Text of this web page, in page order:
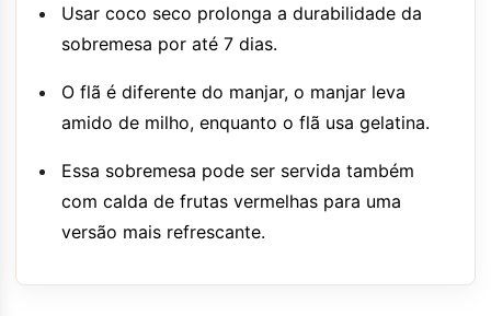
Usar coco seco prolonga a durabilidade da
sobremesa por até 7 dias.
O flã é diferente do manjar, o manjar leva
amido de milho, enquanto o flã usa gelatina.
Essa sobremesa pode ser servida também
com calda de frutas vermelhas para uma
versão mais refrescante.